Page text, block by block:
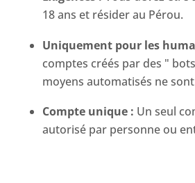
18 ans et résider au Pérou.
Uniquement pour les
comptes créés par des "
moyens automatisés ne
Compte unique : Un seul
autorisé par personne ou